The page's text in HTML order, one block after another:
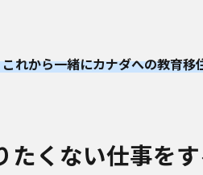
れから一緒にカナダへの教育移
たくない仕事を